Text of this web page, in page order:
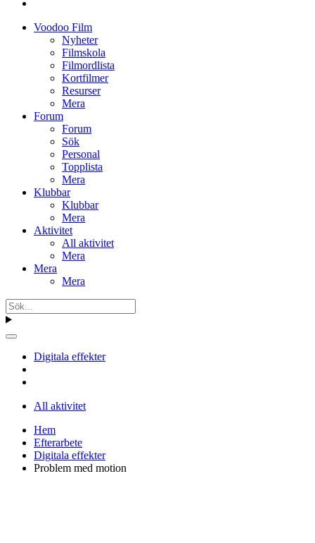
Voodoo Film
Nyheter
Filmskola
Filmordlista
Kortfilmer
Resurser
Mera
Forum
Forum
Sök
Personal
Topplista
Mera
Klubbar
Klubbar
Mera
Aktivitet
All aktivitet
Mera
Mera
Mera
Digitala effekter
All aktivitet
Hem
Efterarbete
Digitala effekter
Problem med motion